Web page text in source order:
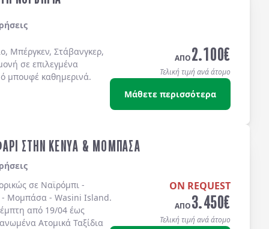
Μπέργκεν, Στάβανγκερ,
σε επιλεγμένα
μπουφέ καθημερινά.
ΑΠΟ2.100€
Τελική τιμή ανά άτομο
Μάθετε περισσότερα
ΣΤΗΝ ΚΕΝΥΑ & ΜΟΜΠΑΣΑ
σε Ναϊρόμπι -
- Μομπάσα - Wasini Island.
από 19/04 έως
Ατομικά Ταξίδια
ON REQUEST
ΑΠΟ3.450€
Τελική τιμή ανά άτομο